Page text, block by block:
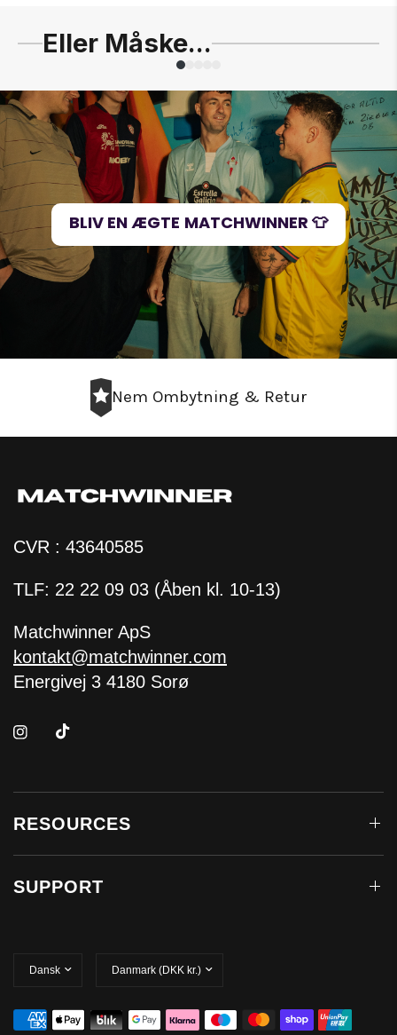
Eller Måske...
BLIV EN ÆGTE MATCHWINNER 👕
Nem Ombytning & Retur
CVR : 43640585
TLF: 22 22 09 03 (Åben kl. 10-13)
Matchwinner ApS
kontakt@matchwinner.com
Energivej 3 4180 Sorø
RESOURCES
SUPPORT
land/område
land/område